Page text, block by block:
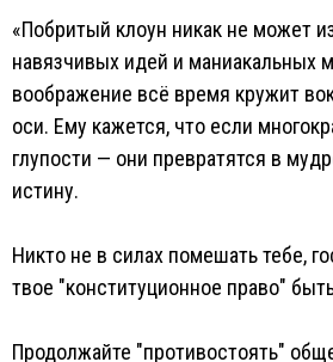
«Побритый клоун никак не может
навязчивых идей и маниакальных
воображение всё время кружит
оси. Ему кажется, что если
глупости — они превратятся в
истину.
Никто не в силах помешать тебе,
твое "конституционное право"
Продолжайте "противостоять"